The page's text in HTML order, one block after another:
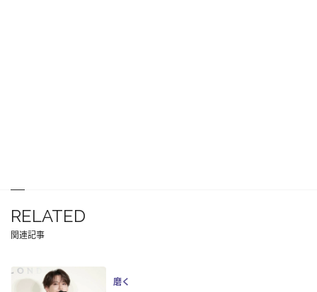
RELATED
関連記事
磨く